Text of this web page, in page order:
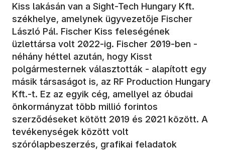
Kiss lakásán van a Sight-Tech Hungary Kft.
székhelye, amelynek ügyvezetője Fischer
László Pál. Fischer Kiss feleségének
üzlettársa volt 2022-ig. Fischer 2019-ben -
néhány héttel azután, hogy Kisst
polgármesternek választották - alapított egy
másik társaságot is, az RF Production Hungary
Kft.-t. Ez az egyik cég, amellyel az óbudai
önkormányzat több millió forintos
szerződéseket kötött 2019 és 2021 között. A
tevékenységek között volt
szórólapbeszerzés, grafikai feladatok